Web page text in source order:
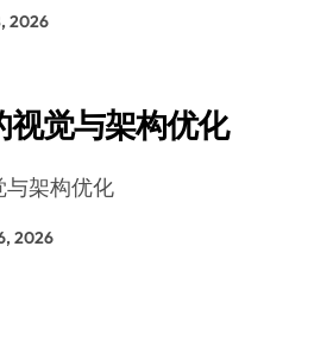
2026
视觉与架构优化
与架构优化
2026